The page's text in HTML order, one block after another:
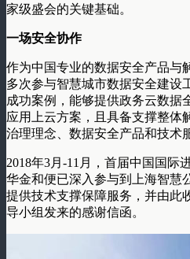
家级盛会的关键基础。
一场安全协作
作为中国专业的数据安全产品与
多次参与智慧城市数据安全建设
成功案例，能够提供政务云数据
应用上云方案，且具备支撑整体
治理理念、数据安全产品和技术
2018年3月-11月，首届中国国际
华金和便已深入参与到上海智慧
提供技术支撑保障服务，并由此
导小组发来的感谢信函。